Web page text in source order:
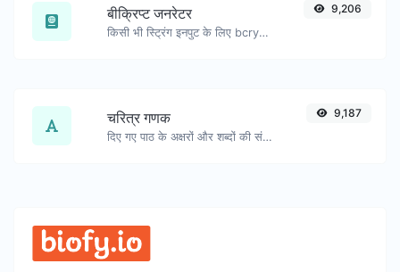
बीक्रिप्ट जनरेटर
किसी भी स्ट्रिंग इनपुट के लिए bcrypt पासवर्ड हैश उत्पन्न करें।
9,206
चरित्र गणक
दिए गए पाठ के अक्षरों और शब्दों की संख्या गिनें।
9,187